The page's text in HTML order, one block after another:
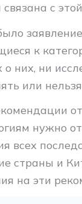
с
к
них, ни
или
нужно
всех
страны и
на эти